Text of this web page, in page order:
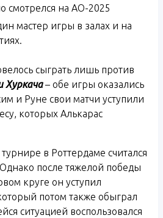
смотрелся на АО-2025
мастер игры в залах и на
сыграть лишь против
Хуркача– обе игры оказались
и Руне свои матчи уступили
которых Алькарас
в Роттердаме считался
после тяжелой победы
круге он уступил
потом также обыграл
ситуацией воспользовался